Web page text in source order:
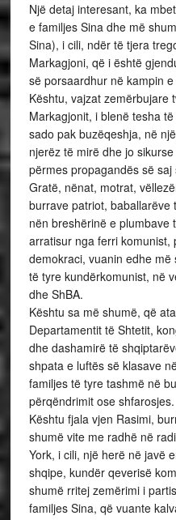
Një detaj interesant, ka
e familjes Sina dhe më
Sina), i cili, ndër të tjera
Markagjoni, që i është
së porsaardhur në kampin
Kështu, vajzat zemërbujare
Markagjonit, i blenë tesha
sado pak buzëqeshja, në
njerëz të mirë dhe jo
përmes propagandës së
Gratë, nënat, motrat,
burrave patriot, baballarëve
nën breshërinë e plumbave
arratisur nga ferri komunist,
demokraci, vuanin edhe
të tyre kundërkomunist, në
dhe ShBA.
Kështu sa më shumë, që
Departamentit të Shtetit,
dhe dashamirë të
shpata e luftës së klasave
familjes të tyre tashmë në
përqëndrimit ose shfarosjes.
Kështu fjala vjen Rasimi,
shumë vite me radhë në
York, i cili, një herë në javë
shqipe, kundër qeverisë
shumë rritej zemërimi i
familjes Sina, që vuante